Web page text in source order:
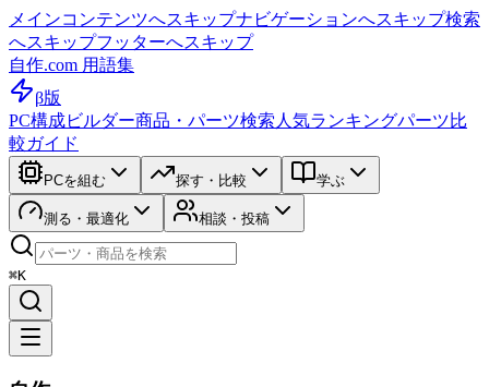
メインコンテンツへスキップナビゲーションへスキップ検索
へスキップフッターへスキップ
自作.com 用語集
β版
PC構成ビルダー商品・パーツ検索 人気ランキングパーツ比
較ガイド
PCを組む 探す・比較 学ぶ
測る・最適化 相談・投稿
⌘K